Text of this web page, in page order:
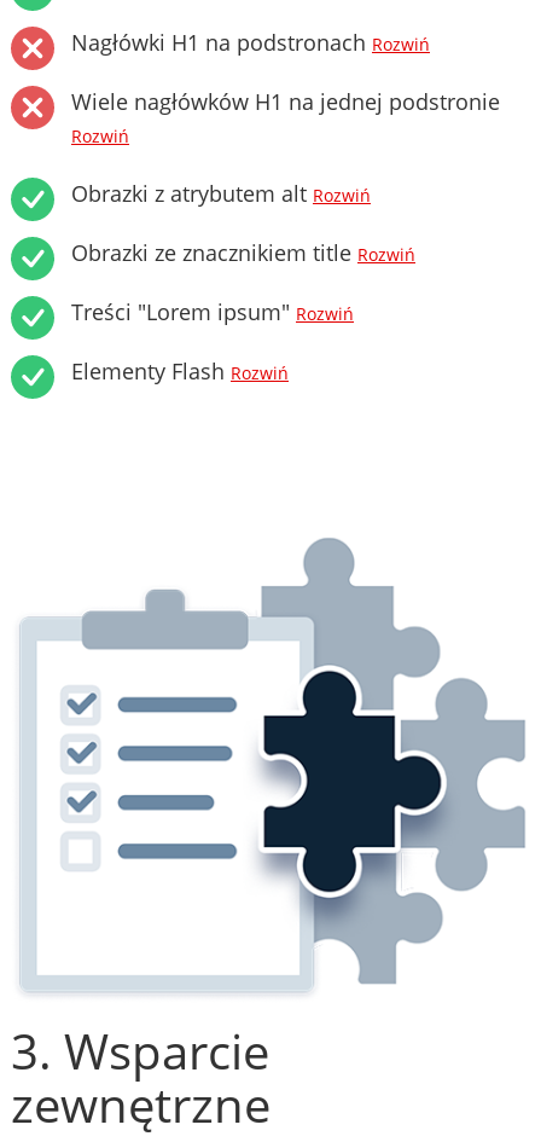
Nagłówki H1 na podstronach Rozwiń
Wiele nagłówków H1 na jednej podstronie
Rozwiń
Obrazki z atrybutem alt Rozwiń
Obrazki ze znacznikiem title Rozwiń
Treści "Lorem ipsum" Rozwiń
Elementy Flash Rozwiń
3. Wsparcie
zewnętrzne